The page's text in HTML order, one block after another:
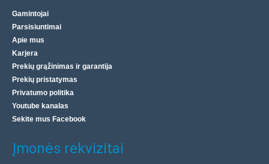
Gamintojai
Parsisiuntimai
Apie mus
Karjera
Prekių grąžinimas ir garantija
Prekių pristatymas
Privatumo politika
Youtube kanalas
Sekite mus Facebook
Įmonės rekvizitai